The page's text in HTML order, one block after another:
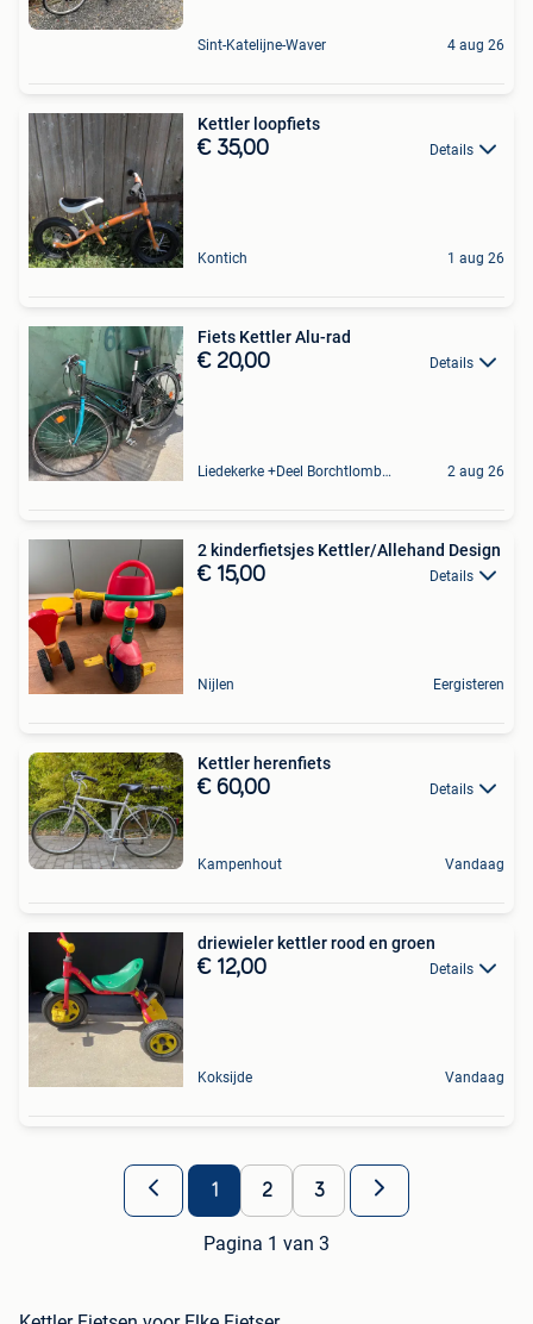
Sint-Katelijne-Waver 4 aug 26
Kettler loopfiets
€ 35,00 Details
Kontich 1 aug 26
Fiets Kettler Alu-rad
€ 20,00 Details
Liedekerke +Deel Borchtlombeek 2 aug 26
2 kinderfietsjes Kettler/Allehand Design
€ 15,00 Details
Nijlen Eergisteren
Kettler herenfiets
€ 60,00 Details
Kampenhout Vandaag
driewieler kettler rood en groen
€ 12,00 Details
Koksijde Vandaag
1 2 3
Pagina 1 van 3